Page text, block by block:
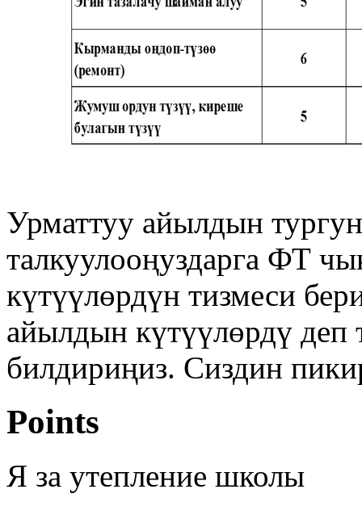
Урматтуу айылдын
талкуулооңуздарга ФТ
күтүүлөрдүн тизмеси
айылдын күтүүлөрдү деп
билдириңиз. Сиздин
Points
Я за утепление школы